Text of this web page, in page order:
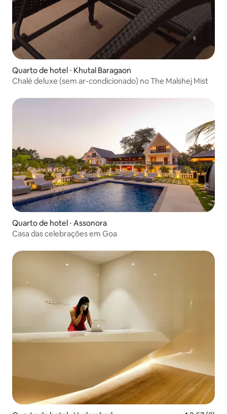
Quarto de hotel ⋅ Khutal Baragaon
Chalé deluxe (sem ar-condicionado) no The Malshej Mist
Quarto de hotel ⋅ Assonora
Casa das celebrações em Goa